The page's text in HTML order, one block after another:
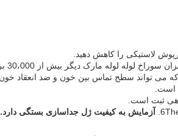
6
آزمایش به کیفیت ژل جداسازی بستگی دارد.